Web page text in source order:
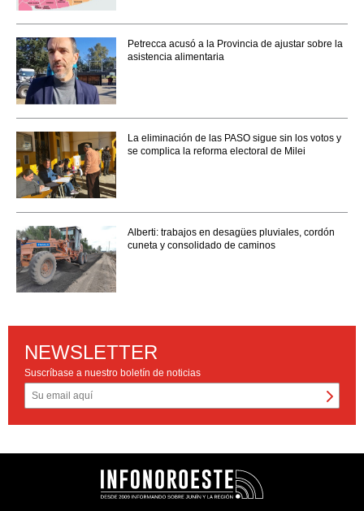
Petrecca acusó a la Provincia de ajustar sobre la
asistencia alimentaria
La eliminación de las PASO sigue sin los votos y
se complica la reforma electoral de Milei
Alberti: trabajos en desagües pluviales, cordón
cuneta y consolidado de caminos
NEWSLETTER
Suscríbase a nuestro boletín de noticias